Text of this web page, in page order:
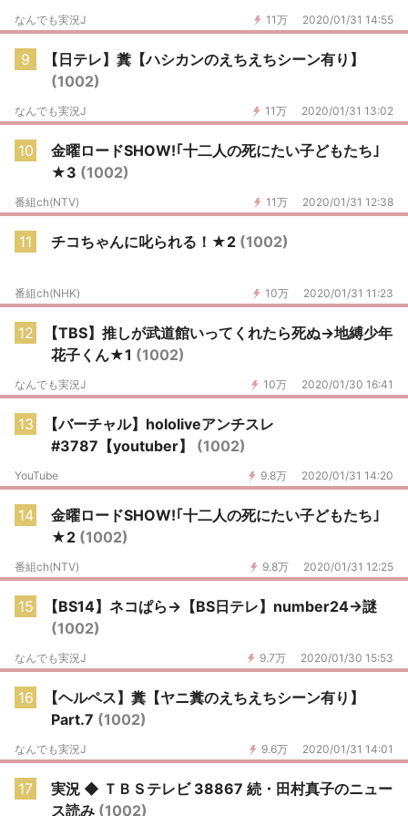
11万 2020/01/31 14:55
なんでも実況J
9
【日テレ】糞【ハシカンのえちえちシーン有り】
(1002)
11万 2020/01/31 13:02
なんでも実況J
10
金曜ロードSHOW!｢十二人の死にたい子どもたち｣
★3 (1002)
11万 2020/01/31 12:38
番組ch(NTV)
11 チコちゃんに叱られる！★2 (1002)
10万 2020/01/31 11:23
番組ch(NHK)
12
【TBS】推しが武道館いってくれたら死ぬ→地縛少年
花子くん★1 (1002)
10万 2020/01/30 16:41
なんでも実況J
13
【バーチャル】hololiveアンチスレ
#3787【youtuber】 (1002)
9.8万 2020/01/31 14:20
YouTube
14
金曜ロードSHOW!｢十二人の死にたい子どもたち｣
★2 (1002)
9.8万 2020/01/31 12:25
番組ch(NTV)
15
【BS14】ネコぱら→【BS日テレ】number24→謎
(1002)
9.7万 2020/01/30 15:53
なんでも実況J
16
【ヘルペス】糞【ヤニ糞のえちえちシーン有り】
Part.7 (1002)
9.6万 2020/01/31 14:01
なんでも実況J
17
実況 ◆ ＴＢＳテレビ 38867 続・田村真子のニュー
ス読み (1002)